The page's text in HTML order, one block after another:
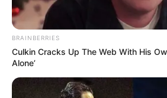
BRAINBERRIES
Culkin Cracks Up The Web With His
Alone’